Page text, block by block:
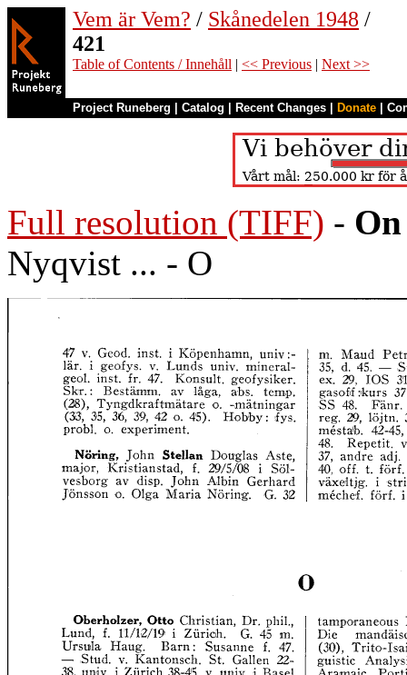
Vem är Vem? / Skånedelen 1948 /
421
Table of Contents / Innehåll | << Previous | Next >>
Project Runeberg Catalog Recent Changes Donate
Full resolution (TIFF) -
Nyqvist ... - O